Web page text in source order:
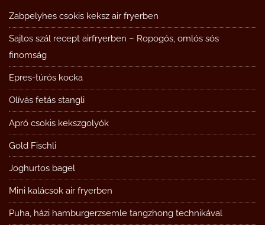
Zabpelyhes csokis keksz air fryerben
Sajtos szál recept airfryerben – Ropogós, omlós sós
finomság
Epres-túrós kocka
Olívás fetás stangli
Apró csokis kekszgolyók
Gold Fischli
Joghurtos bagel
Mini kalácsok air fryerben
Puha, házi hamburgerzsemle tangzhong technikával